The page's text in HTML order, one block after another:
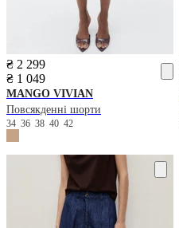
₴ 2 299
₴ 1 049
MANGO VIVIAN
Повсякденні шорти
34 36 38 40 42